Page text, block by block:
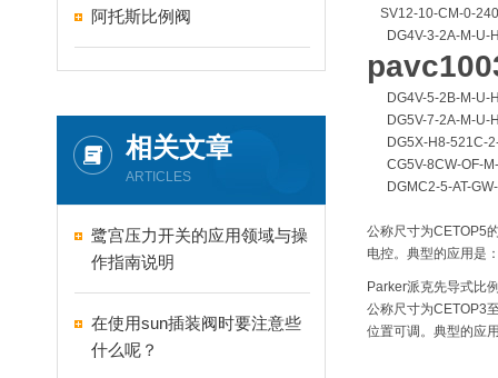
阿托斯比例阀
相关文章
ARTICLES
鹭宫压力开关的应用领域与操
作指南说明
在使用sun插装阀时要注意些
什么呢？
SV12-10-CM-0-
DG4V-3-2A-M-U-
DG4V-5-2B-M-U-
DG5V-7-2A-M-U-
DG5X-H8-521C-
CG5V-8CW-OF-
DGMC2-5-AT-GW-
公称尺寸为CETOP5
电控。典型的应用是
Parker派克先导式比
公称尺寸为CETOP3
位置可调。典型的应